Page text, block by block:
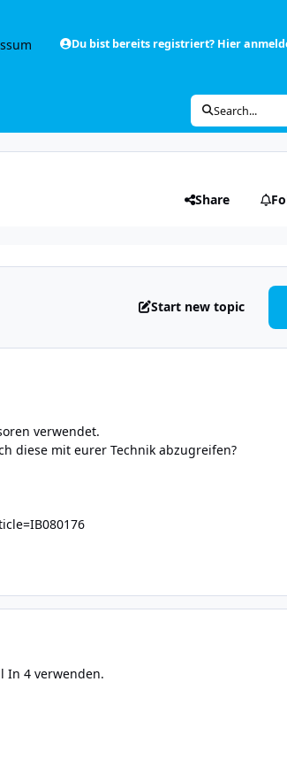
Du bist bereits registriert? Hier
Search...
Share
Start new topic
verwendet.
diese mit eurer Technik abzugreifen?
In 4 verwenden.